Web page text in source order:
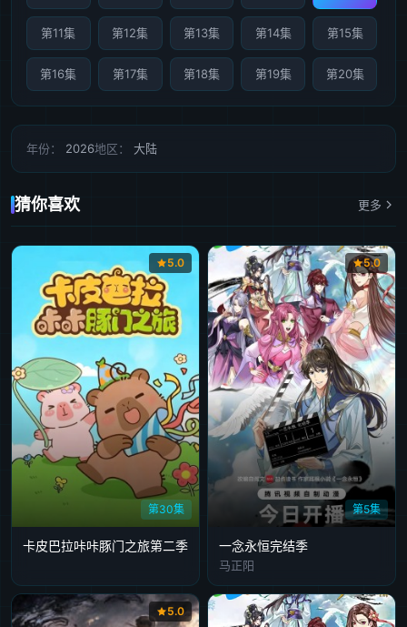
第11集 第12集 第13集 第14集 第15集
第16集 第17集 第18集 第19集 第20集
年份： 2026地区： 大陆
猜你喜欢 更多
第30集
5.0
卡皮巴拉咔咔豚门之旅第二季
第5集
5.0
​一念永恒完结季
马正阳
5.0